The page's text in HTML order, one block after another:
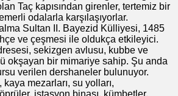
Taç kapısından girenler, tertemiz bir
odalarla karşılaşıyorlar.
Sultan II. Bayezid Külliyesi, 1485
ve çeşmesi ile oldukça etkileyici.
sekizgen avlusu, kubbe ve
okşayan bir mimariye sahip. Şu anda
verilen dershaneler bulunuyor.
mezarları, su yolları,
istasyon binası, kümbetler,